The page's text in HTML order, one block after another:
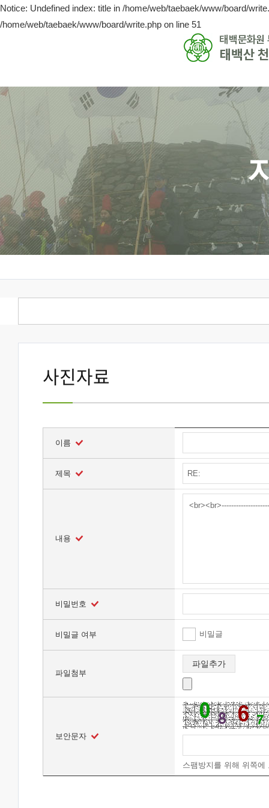
Notice: Undefined index: title in /home/web/taebaek/www/board/
/home/web/taebaek/www/board/write.php on line 51
사진자료
이름
제목
내용
비밀번호
비밀글 여부 비밀글
파일첨부
파일추가
보안문자
스팸방지를 위해 위쪽